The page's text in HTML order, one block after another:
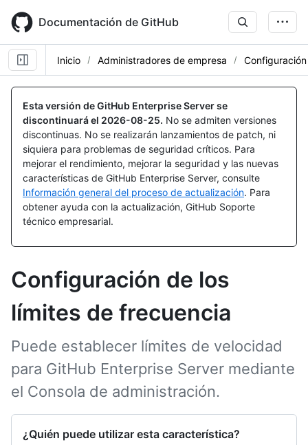
main
content
Documentación de GitHub
Inicio Administradores de empresa Configuración
Esta versión de GitHub Enterprise Server se
discontinuará el 2026-08-25. No se admiten versiones
discontinuas. No se realizarán lanzamientos de patch, ni
siquiera para problemas de seguridad críticos. Para
mejorar el rendimiento, mejorar la seguridad y las nuevas
características de GitHub Enterprise Server, consulte
Información general del proceso de actualización. Para
obtener ayuda con la actualización, GitHub Soporte
técnico empresarial.
Configuración de los
límites de frecuencia
Puede establecer límites de velocidad
para GitHub Enterprise Server mediante
el Consola de administración.
¿Quién puede utilizar esta característica?